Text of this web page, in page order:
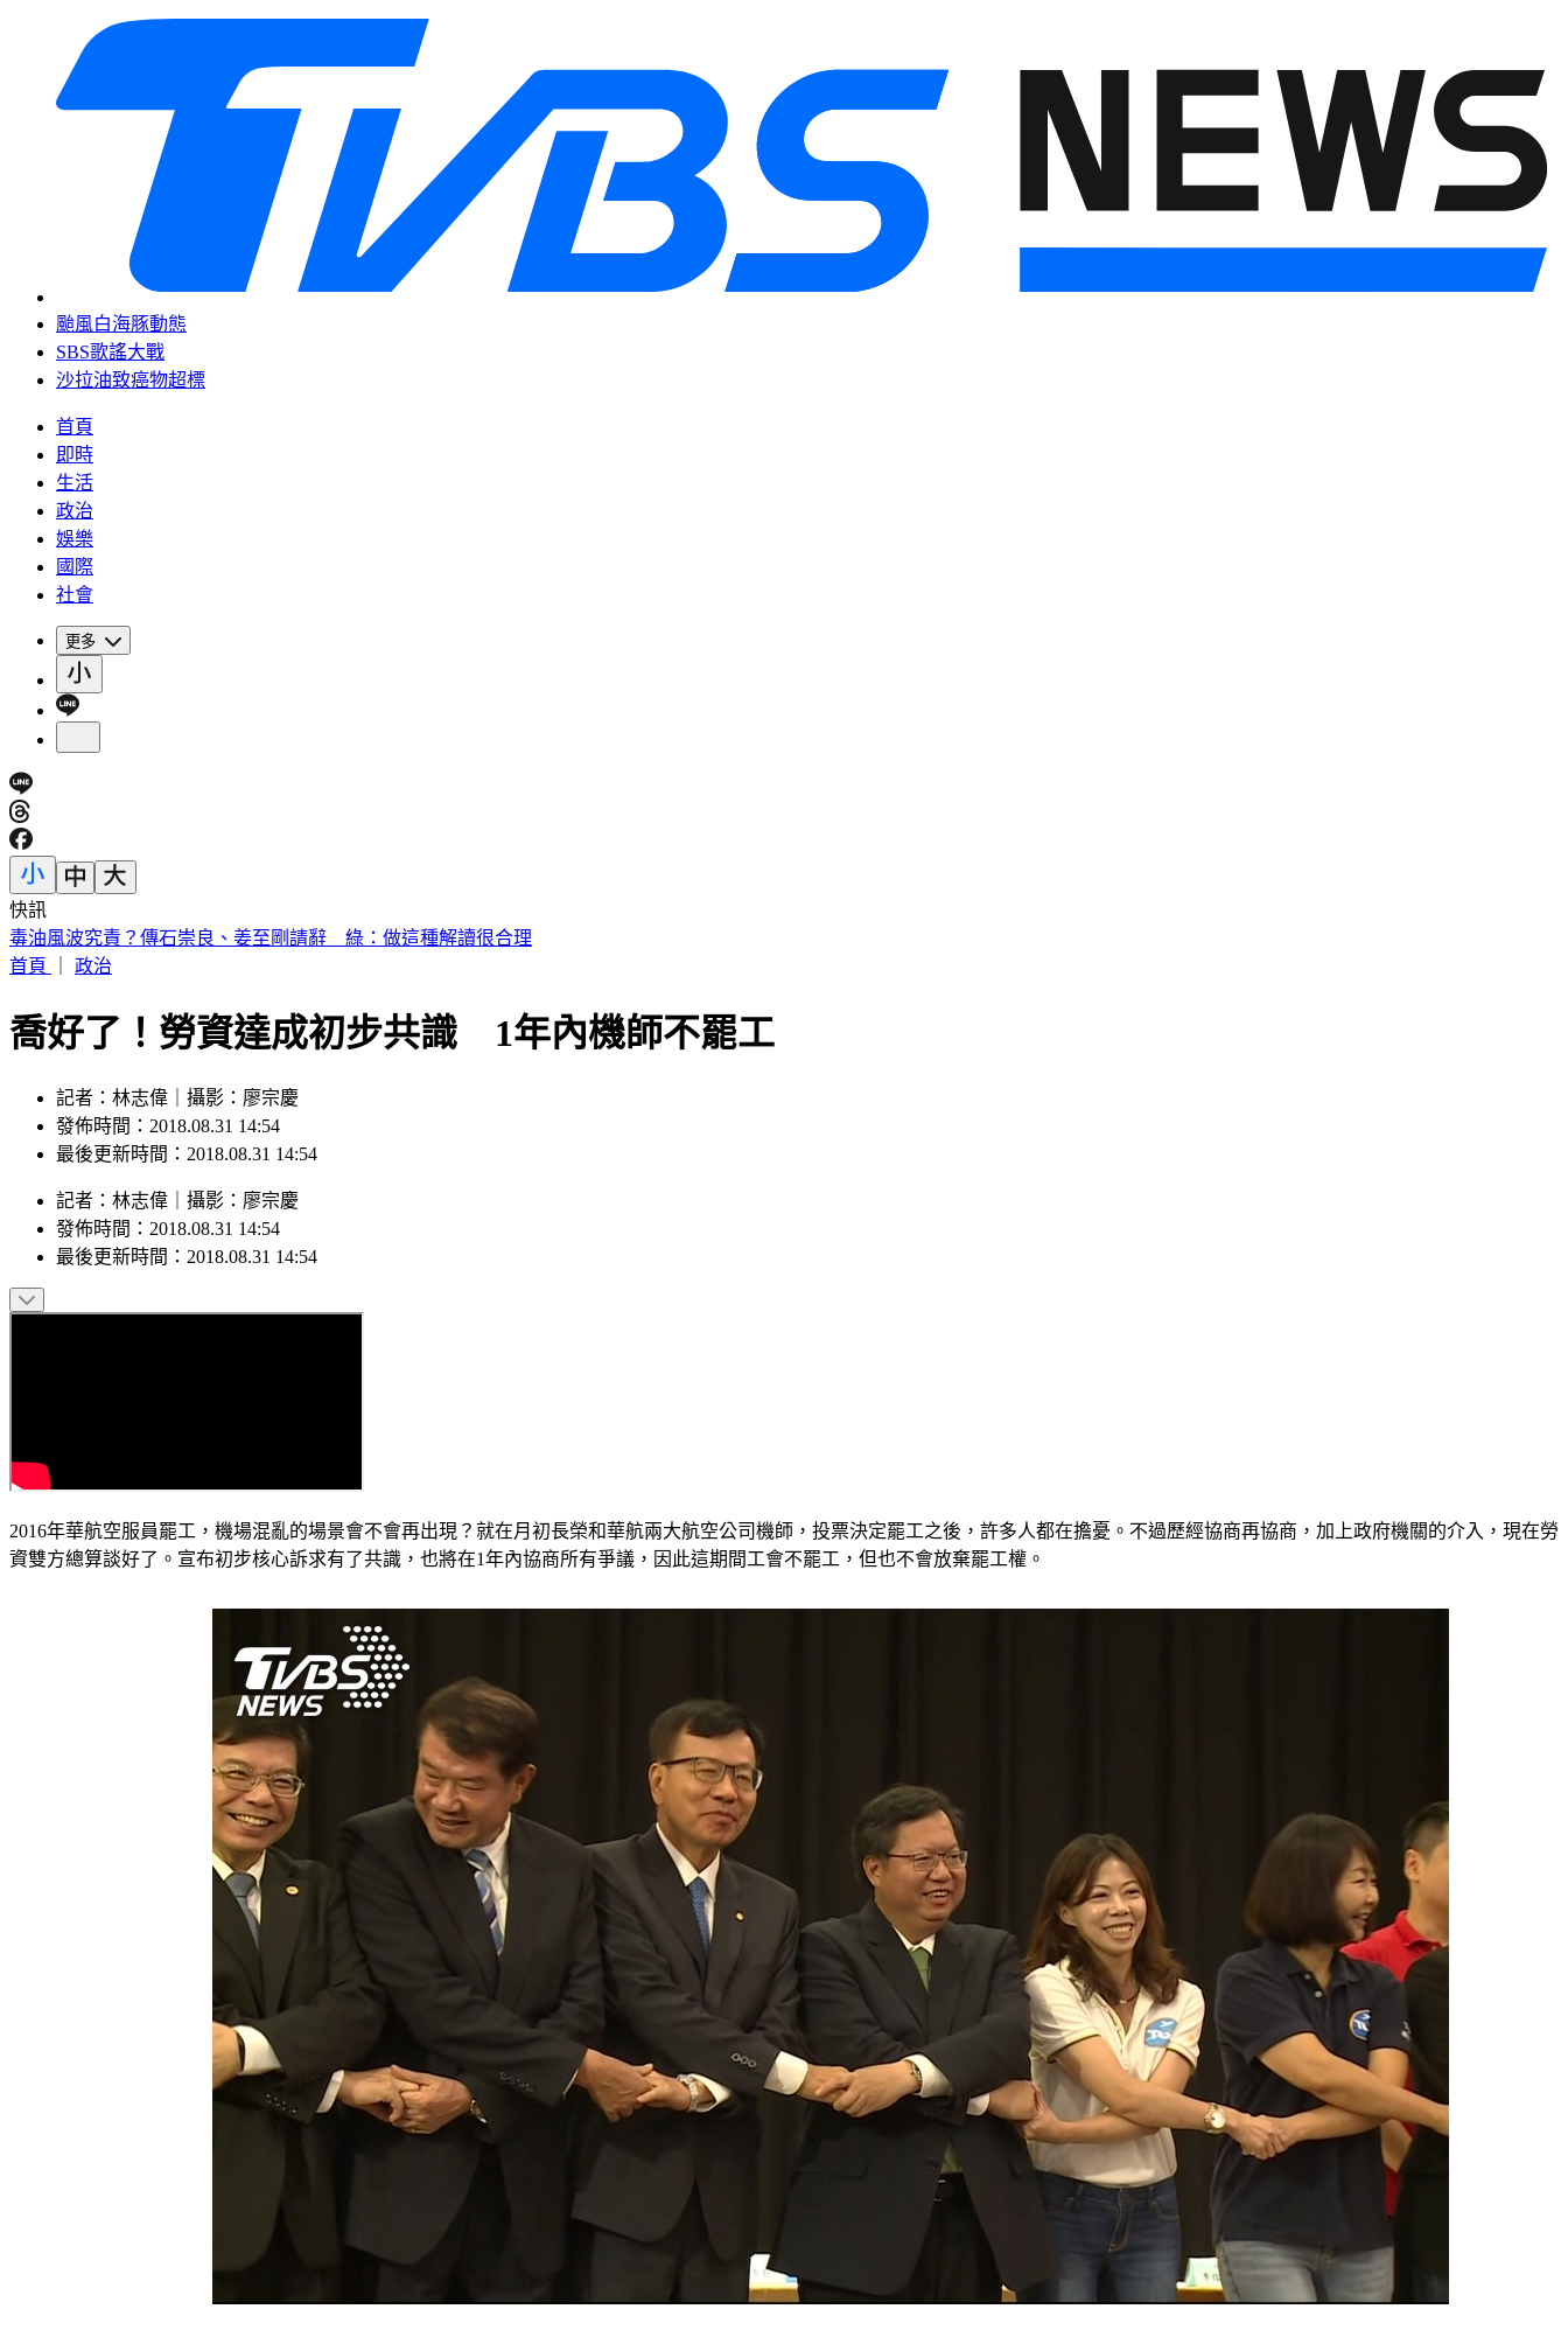
颱風白海豚動態
SBS歌謠大戰
沙拉油致癌物超標
首頁
即時
生活
政治
娛樂
國際
社會
更多
快訊
快訊／公公殺了婆婆！桃園平鎮區命案 死者半邊臉被砸爛
首頁
政治
喬好了！勞資達成初步共識 1年內機師不罷工
記者：林志偉｜攝影：廖宗慶
發佈時間：2018.08.31 14:54
最後更新時間：2018.08.31 14:54
記者 ： 林志偉 攝影 ： 廖宗慶
發佈時間： 2018.08.31 14:54
最後更新時間： 2018.08.31 14:54
2016年華航空服員罷工，機場混亂的場景會不會再出現？就在月初長榮和華航兩大航空公司機師，投票決定罷工之後，許多人都在擔憂。不過歷經協商再協商，加上政府機關的介入，現在勞
資雙方總算談好了。宣布初步核心訴求有了共識，也將在1年內協商所有爭議，因此這期間工會不罷工，但也不會放棄罷工權。